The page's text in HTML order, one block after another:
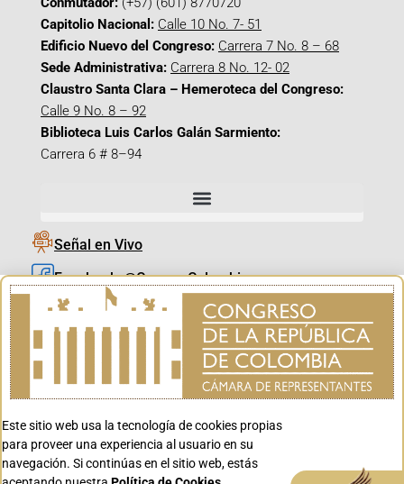
Capitolio Nacional: Calle 10 No. 7- 51
Edificio Nuevo del Congreso: Carrera 7 No. 8 – 68
Sede Administrativa: Carrera 8 No. 12- 02
Claustro Santa Clara – Hemeroteca del Congreso:
Calle 9 No. 8 – 92
Biblioteca Luis Carlos Galán Sarmiento:
Carrera 6 # 8–94
Señal en Vivo
Facebook_@CamaraColombia
Instagram_@CamaraColombia
X_@CamaraColombia
Youtube_@CamaraColombia
Youtube_@CanalCongreso
Este sitio web usa la tecnología de cookies propias
para proveer una experiencia al usuario en su
navegación. Si continúas en el sitio web, estás